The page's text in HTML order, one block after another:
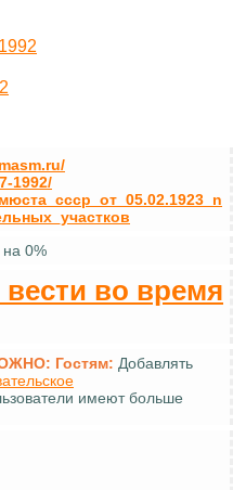
1992/
на 0%
вести во время
Гостям: Добавлять
имеют больше